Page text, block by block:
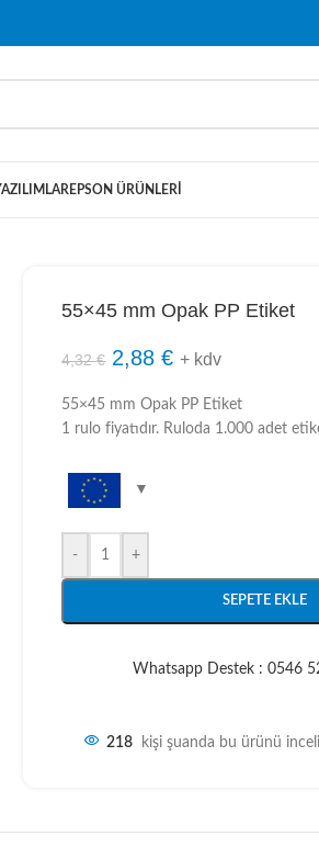
EPSON ÜRÜNLERI
55×45 mm Opak PP Etiket
4,32€ 2,88€ + kdv
55×45 mm Opak PP Etiket
1 rulo fiyatıdır. Ruloda 1.000 adet
- +
SEPETE EKLE
Whatsapp Destek : 0546
218 kişi şuanda bu ürünü